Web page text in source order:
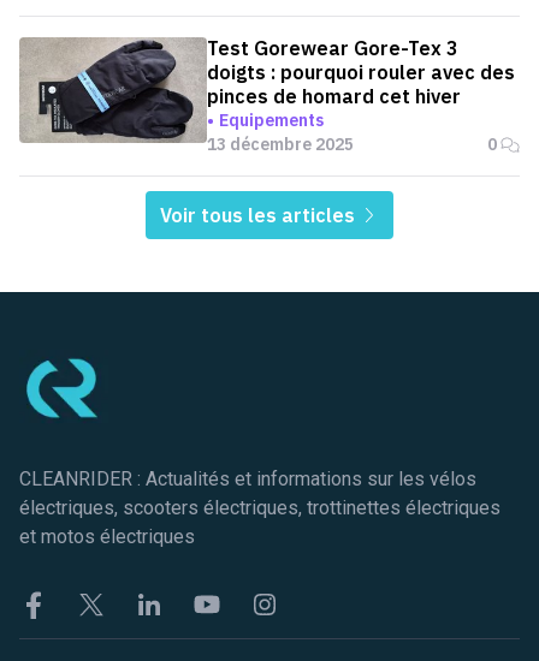
Test Gorewear Gore-Tex 3
doigts : pourquoi rouler avec des
pinces de homard cet hiver
Equipements
13 décembre 2025
0
Voir tous les articles
CLEANRIDER : Actualités et informations sur les vélos
électriques, scooters électriques, trottinettes électriques
et motos électriques
FacebookTwitter LinkekinYoutubeInstagram